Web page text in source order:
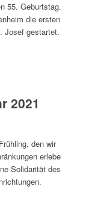
55. Geburts­tag.
die ers­ten
Josef gestartet.
2021
den wir
erle­be
Soli­da­ri­tät des